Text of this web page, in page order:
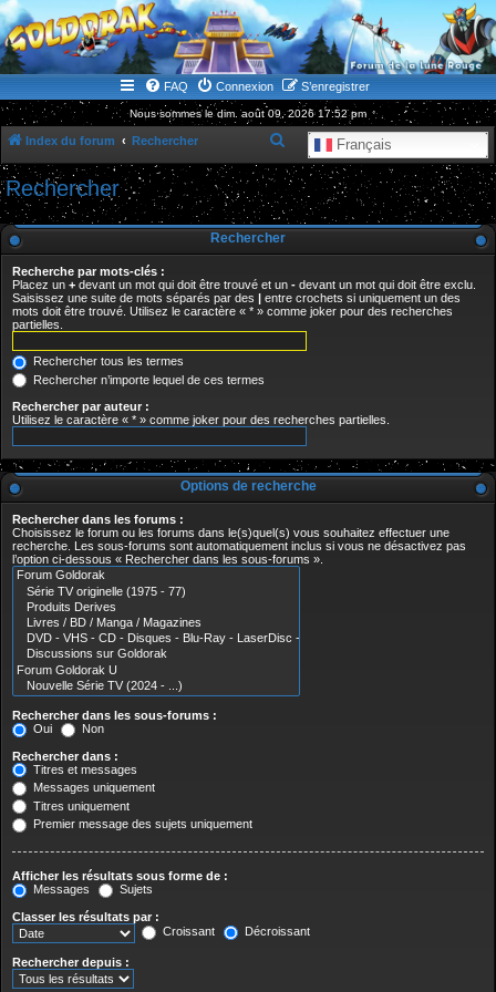
WWW.GOLDORAKGO.COM
le site de la Lune Rouge
FAQ Connexion S’enregistrer
Nous sommes le dim. août 09, 2026 17:52 pm
Index du forum Rechercher Français
e
c
h
c
e
Rechercher
Rechercher
Recherche par mots-clés :
Placez un + devant un mot qui doit être trouvé et un - devant un mot qui doit être exclu.
Saisissez une suite de mots séparés par des | entre crochets si uniquement un des
mots doit être trouvé. Utilisez le caractère « * » comme joker pour des recherches
partielles.
Rechercher tous les termes
Rechercher n’importe lequel de ces termes
Rechercher par auteur :
Utilisez le caractère « * » comme joker pour des recherches partielles.
Options de recherche
Rechercher dans les forums :
Choisissez le forum ou les forums dans le(s)quel(s) vous souhaitez effectuer une
recherche. Les sous-forums sont automatiquement inclus si vous ne désactivez pas
l’option ci-dessous « Rechercher dans les sous-forums ».
Rechercher dans les sous-forums :
Oui
Non
Rechercher dans :
Titres et messages
Messages uniquement
Titres uniquement
Premier message des sujets uniquement
Afficher les résultats sous forme de :
Messages
Sujets
Classer les résultats par :
Croissant
Décroissant
Rechercher depuis :